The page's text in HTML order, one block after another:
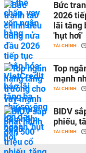
Bức
2026
lãi tăng
'hụt hơi'
TÀI CHÍNH -
Top
mạnh
TÀI CHÍNH -
BIDV
phiếu,
TÀI CHÍNH -